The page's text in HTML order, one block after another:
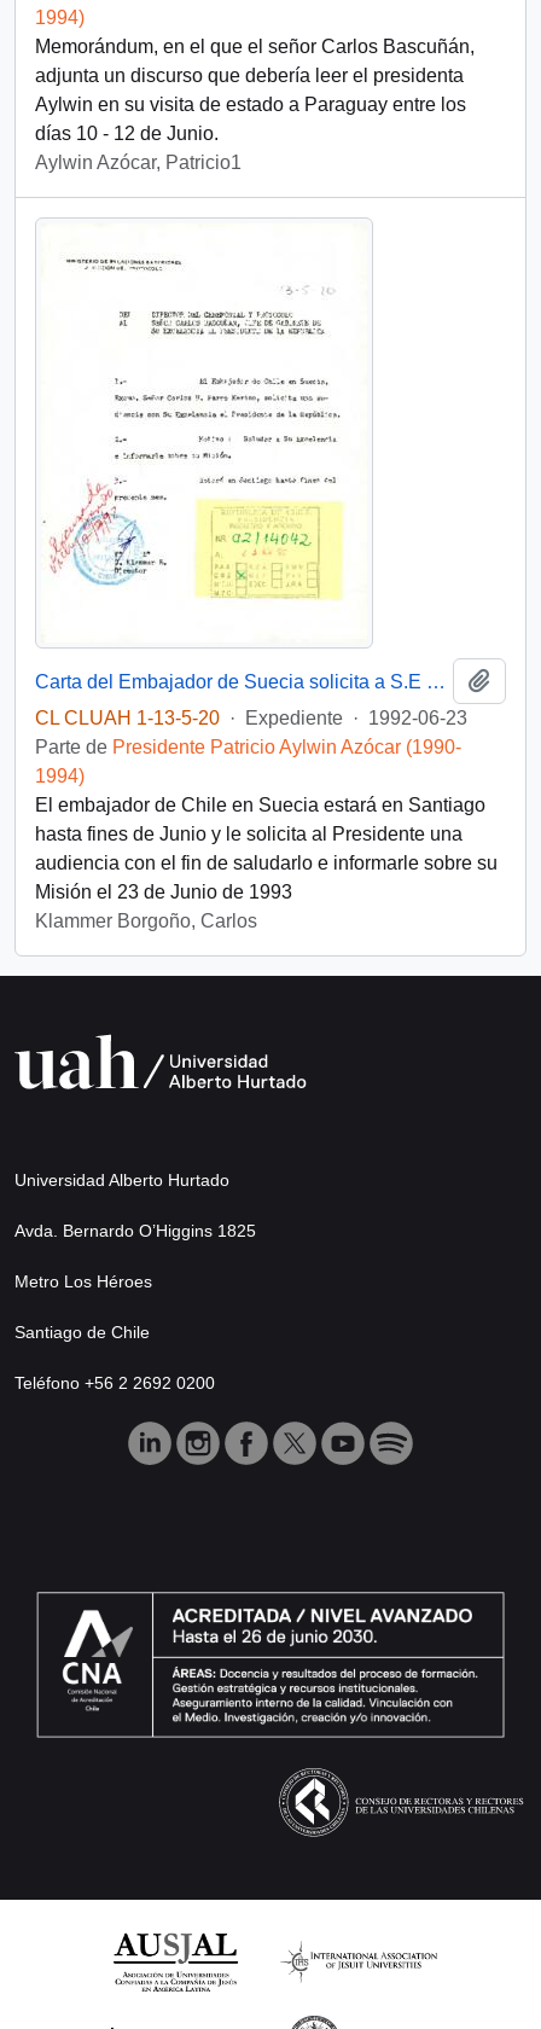
1994)
Memorándum, en el que el señor Carlos Bascuñán,
adjunta un discurso que debería leer el presidenta
Aylwin en su visita de estado a Paraguay entre los
días 10 - 12 de Junio.
Aylwin Azócar, Patricio1
Carta del Embajador de Suecia solicita a S.E una audiencia para Junio de 1992
CL CLUAH 1-13-5-20 · Expediente · 1992-06-23
Parte de Presidente Patricio Aylwin Azócar (1990-
1994)
El embajador de Chile en Suecia estará en Santiago
hasta fines de Junio y le solicita al Presidente una
audiencia con el fin de saludarlo e informarle sobre su
Misión el 23 de Junio de 1993
Klammer Borgoño, Carlos
Universidad Alberto Hurtado
Avda. Bernardo O’Higgins 1825
Metro Los Héroes
Santiago de Chile
Teléfono +56 2 2692 0200